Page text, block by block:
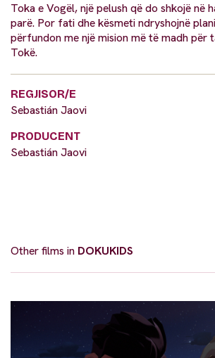
Toka e Vogël, një pelush që do shkojë në
parë. Por fati dhe kësmeti ndryshojnë
përfundon me një mision më të madh për
Tokë.
REGJISOR/E
Sebastián Jaovi
PRODUCENT
Sebastián Jaovi
Other films in DOKUKIDS